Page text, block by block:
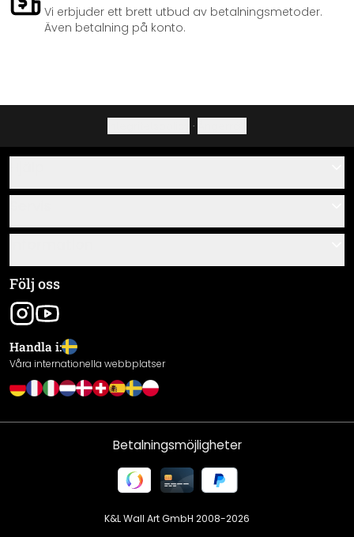
Vi erbjuder ett brett utbud av betalningsmetoder.
Även betalning på konto.
·
Om oss
Materialöversikt
Spåra leverans
Allmänna villkor
Företagsinformation
Retur
Ångerrätt
Prestandadeklaration / CE-märkning
Cookieinställningar
Följ oss
Handla i:
Våra internationella webbplatser
Betalningsmöjligheter
K&L Wall Art GmbH 2008-2026